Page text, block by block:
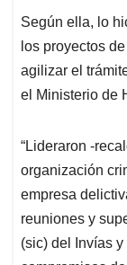
Según ella, lo
los proyectos
agilizar el
el Ministerio de
“Lideraron -
organización
empresa
reuniones y
(sic) del Invías